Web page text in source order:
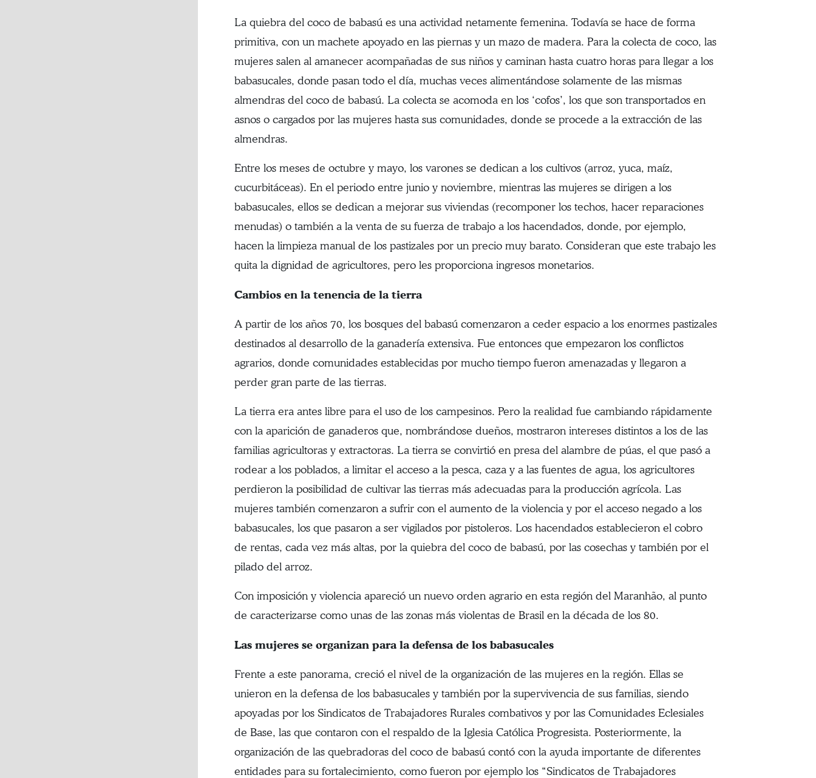
La quiebra del coco de babasú es una actividad netamente femenina. Todavía se hace de forma
primitiva, con un machete apoyado en las piernas y un mazo de madera. Para la colecta de coco, las
mujeres salen al amanecer acompañadas de sus niños y caminan hasta cuatro horas para llegar a los
babasucales, donde pasan todo el día, muchas veces alimentándose solamente de las mismas
almendras del coco de babasú. La colecta se acomoda en los ‘cofos’, los que son transportados en
asnos o cargados por las mujeres hasta sus comunidades, donde se procede a la extracción de las
almendras.
Entre los meses de octubre y mayo, los varones se dedican a los cultivos (arroz, yuca, maíz,
cucurbitáceas). En el periodo entre junio y noviembre, mientras las mujeres se dirigen a los
babasucales, ellos se dedican a mejorar sus viviendas (recomponer los techos, hacer reparaciones
menudas) o también a la venta de su fuerza de trabajo a los hacendados, donde, por ejemplo,
hacen la limpieza manual de los pastizales por un precio muy barato. Consideran que este trabajo les
quita la dignidad de agricultores, pero les proporciona ingresos monetarios.
Cambios en la tenencia de la tierra
A partir de los años 70, los bosques del babasú comenzaron a ceder espacio a los enormes pastizales
destinados al desarrollo de la ganadería extensiva. Fue entonces que empezaron los conflictos
agrarios, donde comunidades establecidas por mucho tiempo fueron amenazadas y llegaron a
perder gran parte de las tierras.
La tierra era antes libre para el uso de los campesinos. Pero la realidad fue cambiando rápidamente
con la aparición de ganaderos que, nombrándose dueños, mostraron intereses distintos a los de las
familias agricultoras y extractoras. La tierra se convirtió en presa del alambre de púas, el que pasó a
rodear a los poblados, a limitar el acceso a la pesca, caza y a las fuentes de agua, los agricultores
perdieron la posibilidad de cultivar las tierras más adecuadas para la producción agrícola. Las
mujeres también comenzaron a sufrir con el aumento de la violencia y por el acceso negado a los
babasucales, los que pasaron a ser vigilados por pistoleros. Los hacendados establecieron el cobro
de rentas, cada vez más altas, por la quiebra del coco de babasú, por las cosechas y también por el
pilado del arroz.
Con imposición y violencia apareció un nuevo orden agrario en esta región del Maranhão, al punto
de caracterizarse como unas de las zonas más violentas de Brasil en la década de los 80.
Las mujeres se organizan para la defensa de los babasucales
Frente a este panorama, creció el nivel de la organización de las mujeres en la región. Ellas se
unieron en la defensa de los babasucales y también por la supervivencia de sus familias, siendo
apoyadas por los Sindicatos de Trabajadores Rurales combativos y por las Comunidades Eclesiales
de Base, las que contaron con el respaldo de la Iglesia Católica Progresista. Posteriormente, la
organización de las quebradoras del coco de babasú contó con la ayuda importante de diferentes
entidades para su fortalecimiento, como fueron por ejemplo los “Sindicatos de Trabajadores